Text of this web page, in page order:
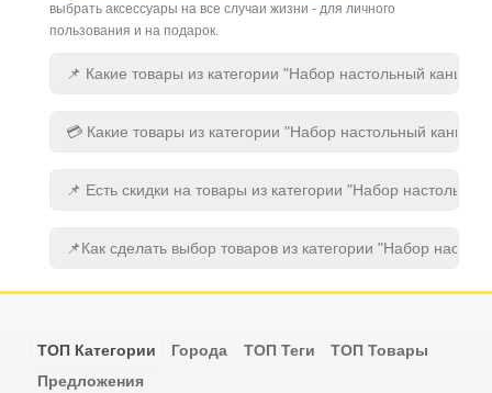
выбрать аксессуары на все случаи жизни - для личного
пользования и на подарок.
📌 Какие товары из категории "Набор настольный
💳 Какие товары из категории "Набор настольный
📌 Есть скидки на товары из категории "Набор
📌Как сделать выбор товаров из категории "Набор
ТОП Категории Города ТОП Теги
ТОП Товары
Предложения